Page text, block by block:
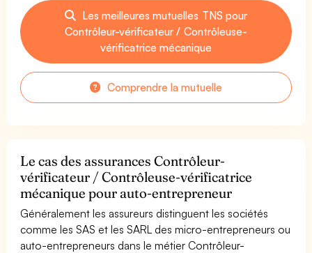
Les meilleures mutuelles TNS pour
Contrôleur-vérificateur / Contrôleuse-
vérificatrice mécanique
Comprendre la mutuelle
Le cas des assurances Contrôleur-
vérificateur / Contrôleuse-vérificatrice
mécanique pour auto-entrepreneur
Généralement les assureurs distinguent les sociétés
comme les SAS et les SARL des micro-entrepreneurs ou
auto-entrepreneurs dans le métier Contrôleur-